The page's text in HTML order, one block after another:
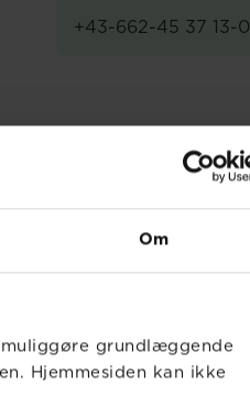
Om
grundlæggende
Hjemmesiden kan ikke
+43-662-45 37 13-0